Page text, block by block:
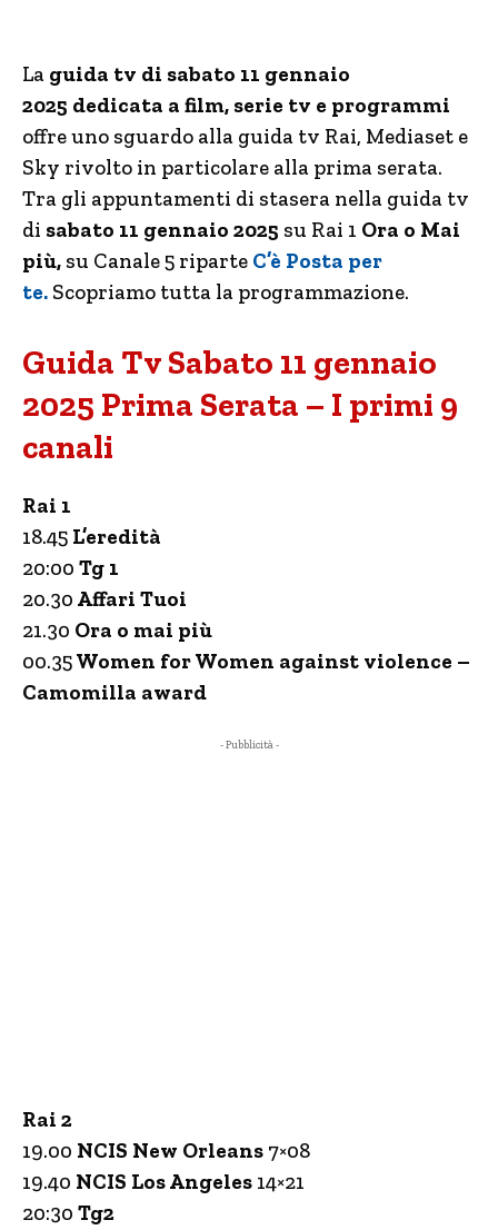
La guida tv di sabato 11 gennaio
2025 dedicata a film, serie tv e programmi
offre uno sguardo alla guida tv Rai, Mediaset e
Sky rivolto in particolare alla prima serata.
Tra gli appuntamenti di stasera nella guida tv
di sabato 11 gennaio 2025 su Rai 1 Ora o Mai
più, su Canale 5 riparte C’è Posta per
te. Scopriamo tutta la programmazione.
Guida Tv Sabato 11 gennaio
2025 Prima Serata – I primi 9
canali
Rai 1
18.45 L’eredità
20:00 Tg 1
20.30 Affari Tuoi
21.30 Ora o mai più
00.35Women for Women against violence –
Camomilla award
- Pubblicità -
Rai 2
19.00 NCIS New Orleans 7×08
19.40 NCIS Los Angeles 14×21
20:30 Tg2